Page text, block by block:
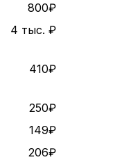
800₽
4 тыс. ₽
410₽
250₽
149₽
206₽